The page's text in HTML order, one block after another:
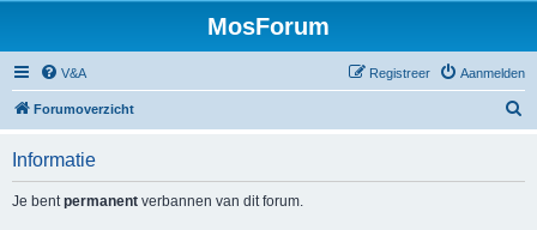
MosForum
V&A Aanmelden
Registreer
Forumoverzicht
Informatie
Je bentpermanent verbannen van dit forum.